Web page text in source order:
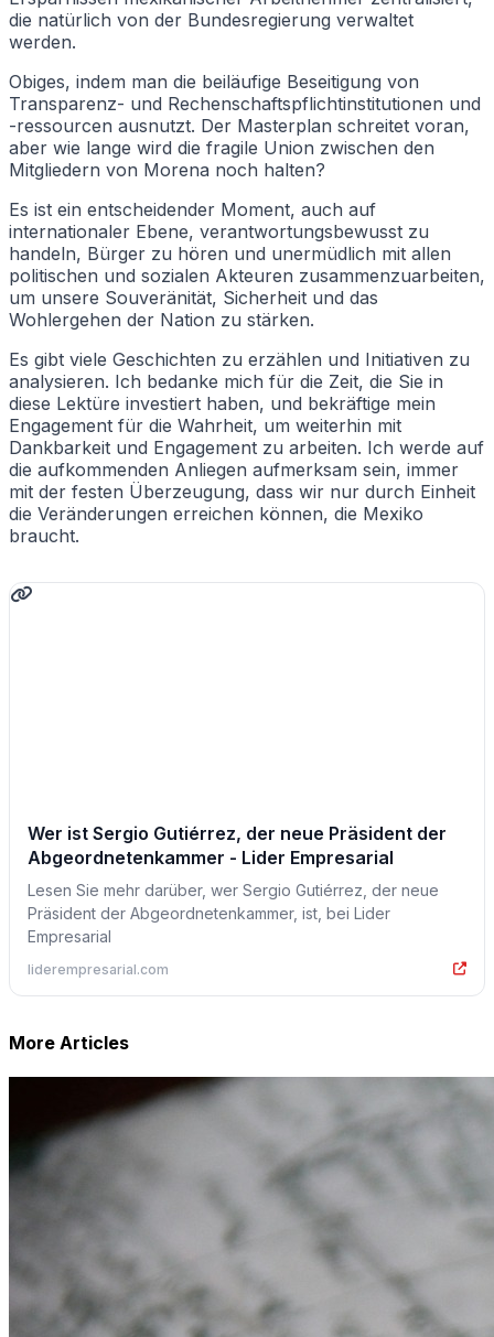
die natürlich von der Bundesregierung verwaltet
werden.
Obiges, indem man die beiläufige Beseitigung von
Transparenz- und Rechenschaftspflichtinstitutionen und
-ressourcen ausnutzt. Der Masterplan schreitet voran,
aber wie lange wird die fragile Union zwischen den
Mitgliedern von Morena noch halten?
Es ist ein entscheidender Moment, auch auf
internationaler Ebene, verantwortungsbewusst zu
handeln, Bürger zu hören und unermüdlich mit allen
politischen und sozialen Akteuren zusammenzuarbeiten,
um unsere Souveränität, Sicherheit und das
Wohlergehen der Nation zu stärken.
Es gibt viele Geschichten zu erzählen und Initiativen zu
analysieren. Ich bedanke mich für die Zeit, die Sie in
diese Lektüre investiert haben, und bekräftige mein
Engagement für die Wahrheit, um weiterhin mit
Dankbarkeit und Engagement zu arbeiten. Ich werde auf
die aufkommenden Anliegen aufmerksam sein, immer
mit der festen Überzeugung, dass wir nur durch Einheit
die Veränderungen erreichen können, die Mexiko
braucht.
Wer ist Sergio Gutiérrez, der neue Präsident der
Abgeordnetenkammer - Lider Empresarial
Lesen Sie mehr darüber, wer Sergio Gutiérrez, der neue
Präsident der Abgeordnetenkammer, ist, bei Lider
Empresarial
liderempresarial.com
More Articles